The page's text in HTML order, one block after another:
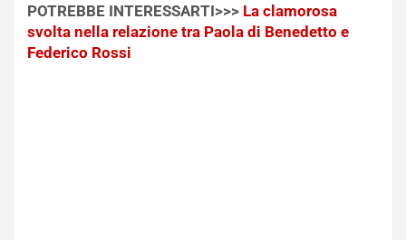
POTREBBE INTERESSARTI>>> La clamorosa
svolta nella relazione tra Paola di Benedetto e
Federico Rossi